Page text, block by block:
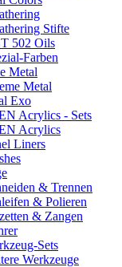
Stifte
502 Oils
Farben
Metal
Metal
Exo
Acrylics - Sets
Acrylics
Liners
& Trennen
& Polieren
& Zangen
Sets
Werkzeuge